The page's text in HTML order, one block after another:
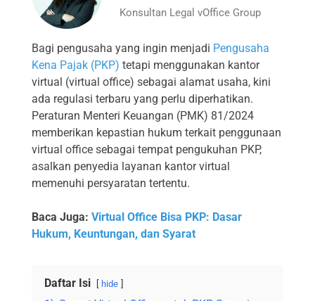
Konsultan Legal vOffice Group
Bagi pengusaha yang ingin menjadi Pengusaha
Kena Pajak (PKP) tetapi menggunakan kantor
virtual (virtual office) sebagai alamat usaha, kini
ada regulasi terbaru yang perlu diperhatikan.
Peraturan Menteri Keuangan (PMK) 81/2024
memberikan kepastian hukum terkait penggunaan
virtual office sebagai tempat pengukuhan PKP,
asalkan penyedia layanan kantor virtual
memenuhi persyaratan tertentu.
Baca Juga: Virtual Office Bisa PKP: Dasar
Hukum, Keuntungan, dan Syarat
Daftar Isi hide